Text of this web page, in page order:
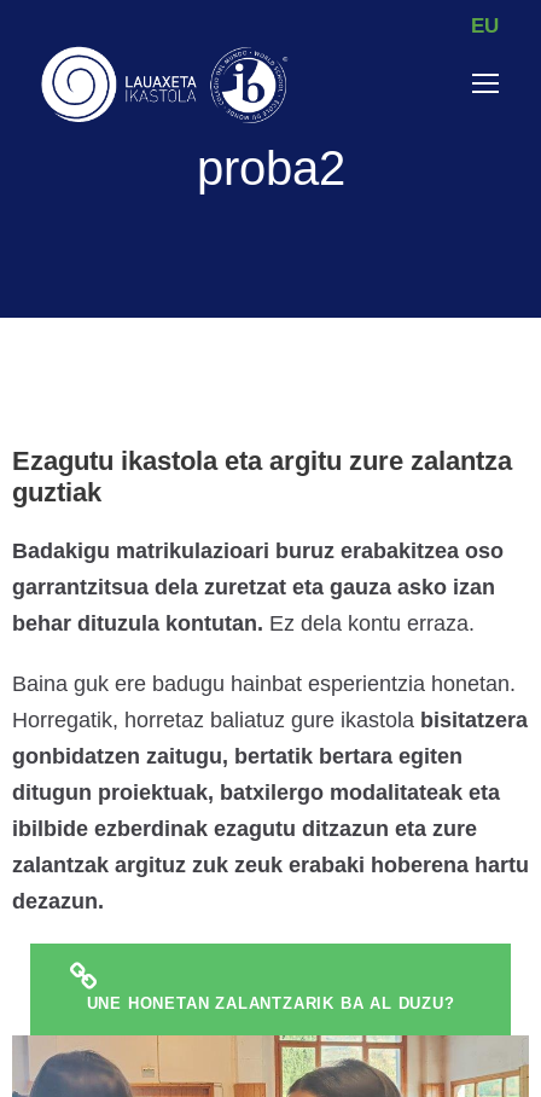
EU
proba2
Ezagutu ikastola eta argitu zure zalantza
guztiak
Badakigu matrikulazioari buruz erabakitzea oso
garrantzitsua dela zuretzat eta gauza asko izan
behar dituzula kontutan. Ez dela kontu erraza.
Baina guk ere badugu hainbat esperientzia honetan.
Horregatik, horretaz baliatuz gure ikastola bisitatzera
gonbidatzen zaitugu, bertatik bertara egiten
ditugun proiektuak, batxilergo modalitateak eta
ibilbide ezberdinak ezagutu ditzazun eta zure
zalantzak argituz zuk zeuk erabaki hoberena hartu
dezazun.
UNE HONETAN ZALANTZARIK BA AL DUZU?